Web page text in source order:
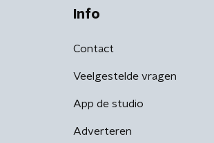
Info
Contact
Veelgestelde vragen
App de studio
Adverteren